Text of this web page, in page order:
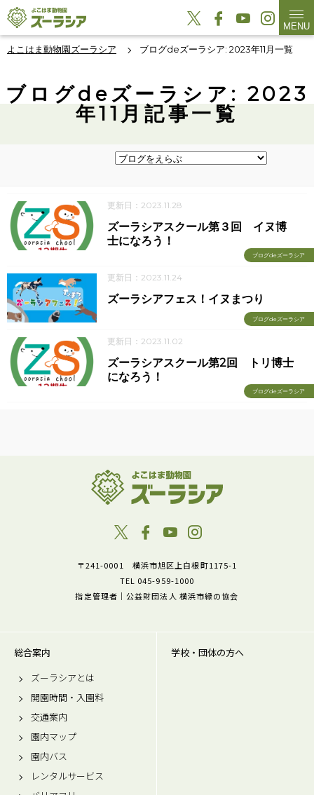
MENU
よこはま動物園ズーラシア ブログdeズーラシア: 2023年11月一覧
ブログdeズーラシア: 2023
年11月記事一覧
更新日：2023.11.28
ブログdeズーラシア
ズーラシアスクール第３回 イヌ博
士になろう！
更新日：2023.11.24
ブログdeズーラシア
ズーラシアフェス！イヌまつり
更新日：2023.11.02
ブログdeズーラシア
ズーラシアスクール第2回 トリ博士
になろう！
〒241-0001 横浜市旭区上白根町1175-1
TEL 045-959-1000
指定管理者｜公益財団法人 横浜市緑の協会
総合案内
ズーラシアとは
開園時間・入園料
交通案内
園内マップ
園内バス
レンタルサービス
学校・団体の方へ